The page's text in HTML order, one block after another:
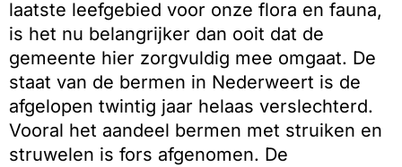
laatste leefgebied voor onze flora en fauna,
is het nu belangrijker dan ooit dat de
gemeente hier zorgvuldig mee omgaat. De
staat van de bermen in Nederweert is de
afgelopen twintig jaar helaas verslechterd.
Vooral het aandeel bermen met struiken en
struwelen is fors afgenomen. De